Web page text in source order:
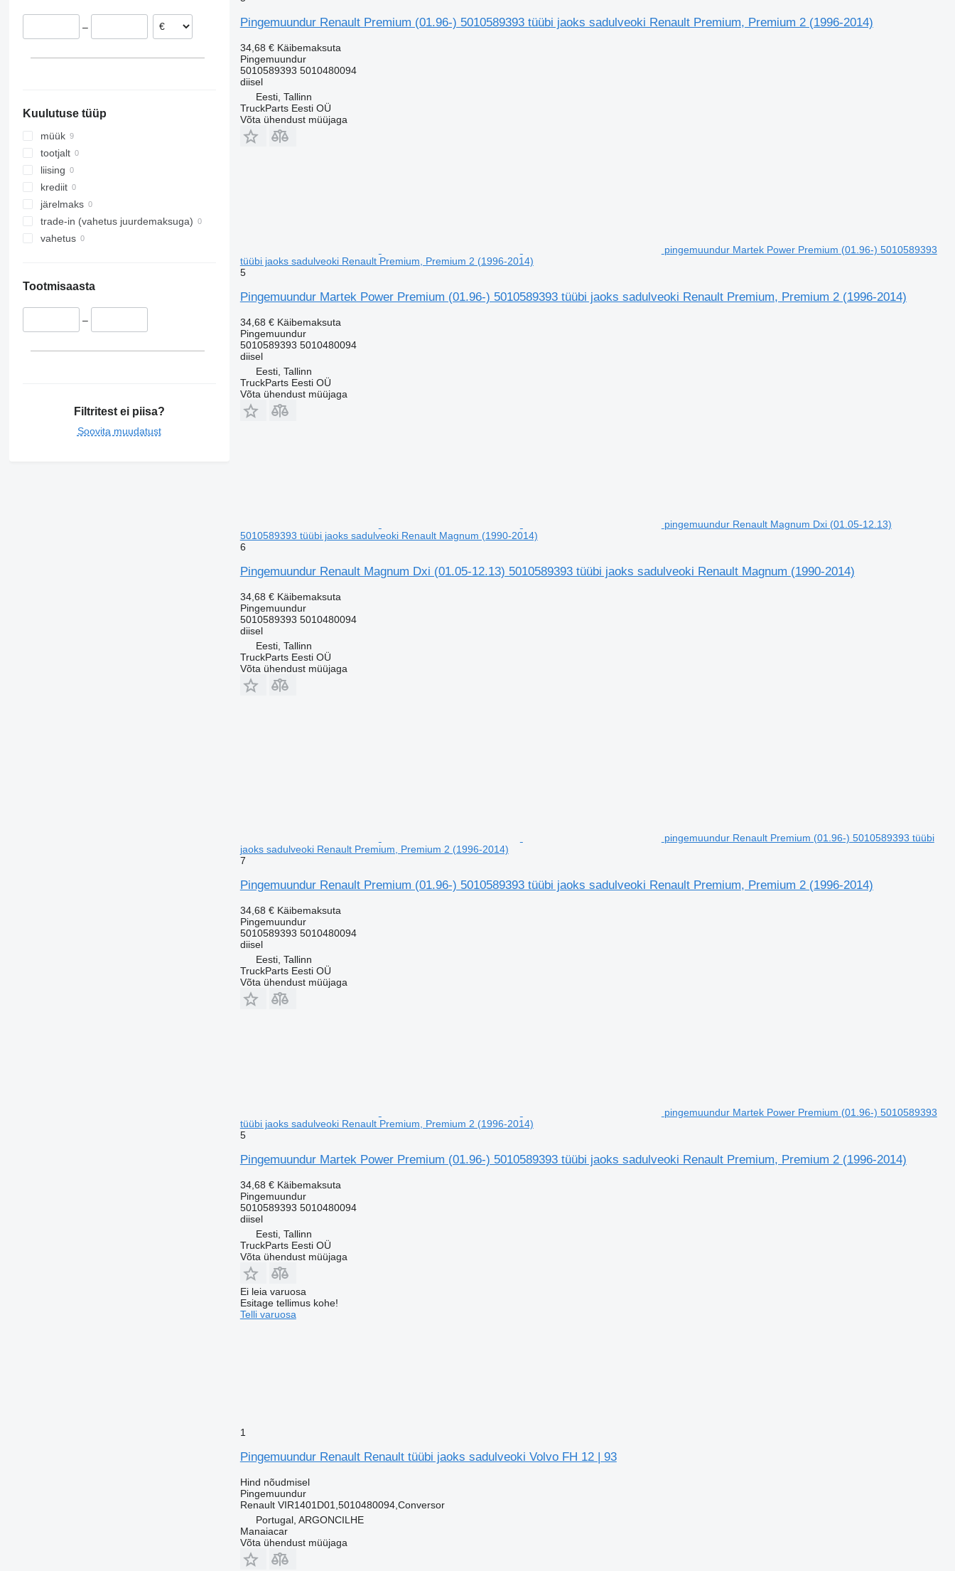
–
Kuulutuse tüüp
müük
tootjalt
liising
krediit
järelmaks
trade-in (vahetus juurdemaksuga)
vahetus
Tootmisaasta
–
Filtritest ei piisa?
Soovita muudatust
Pingemuundur Renault Premium (01.96-) 5010589393 tüübi jaoks sadulveoki Renault Premium, Premium 2 (1996-2014)
34,68 € Käibemaksuta
Pingemuundur
5010589393 5010480094
diisel
Eesti, Tallinn
TruckParts Eesti OÜ
Võta ühendust müüjaga
pingemuundur Martek Power Premium (01.96-) 5010589393
tüübi jaoks sadulveoki Renault Premium, Premium 2 (1996-2014)
5
Pingemuundur Martek Power Premium (01.96-) 5010589393 tüübi jaoks sadulveoki Renault Premium, Premium 2 (1996-2014)
34,68 € Käibemaksuta
Pingemuundur
5010589393 5010480094
diisel
Eesti, Tallinn
TruckParts Eesti OÜ
Võta ühendust müüjaga
pingemuundur Renault Magnum Dxi (01.05-12.13)
5010589393 tüübi jaoks sadulveoki Renault Magnum (1990-2014)
6
Pingemuundur Renault Magnum Dxi (01.05-12.13) 5010589393 tüübi jaoks sadulveoki Renault Magnum (1990-2014)
34,68 € Käibemaksuta
Pingemuundur
5010589393 5010480094
diisel
Eesti, Tallinn
TruckParts Eesti OÜ
Võta ühendust müüjaga
pingemuundur Renault Premium (01.96-) 5010589393 tüübi
jaoks sadulveoki Renault Premium, Premium 2 (1996-2014)
7
Pingemuundur Renault Premium (01.96-) 5010589393 tüübi jaoks sadulveoki Renault Premium, Premium 2 (1996-2014)
34,68 € Käibemaksuta
Pingemuundur
5010589393 5010480094
diisel
Eesti, Tallinn
TruckParts Eesti OÜ
Võta ühendust müüjaga
pingemuundur Martek Power Premium (01.96-) 5010589393
tüübi jaoks sadulveoki Renault Premium, Premium 2 (1996-2014)
5
Pingemuundur Martek Power Premium (01.96-) 5010589393 tüübi jaoks sadulveoki Renault Premium, Premium 2 (1996-2014)
34,68 € Käibemaksuta
Pingemuundur
5010589393 5010480094
diisel
Eesti, Tallinn
TruckParts Eesti OÜ
Võta ühendust müüjaga
Ei leia varuosa
Esitage tellimus kohe!
Telli varuosa
1
Pingemuundur Renault Renault tüübi jaoks sadulveoki Volvo FH 12 | 93
Hind nõudmisel
Pingemuundur
Renault VIR1401D01,5010480094,Conversor
Portugal, ARGONCILHE
Manaiacar
Võta ühendust müüjaga